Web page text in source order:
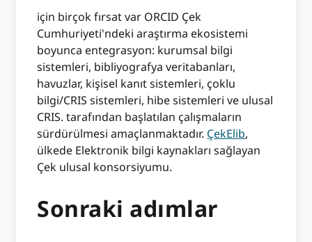
için birçok fırsat var ORCID Çek
Cumhuriyeti'ndeki araştırma ekosistemi
boyunca entegrasyon: kurumsal bilgi
sistemleri, bibliyografya veritabanları,
havuzlar, kişisel kanıt sistemleri, çoklu
bilgi/CRIS sistemleri, hibe sistemleri ve ulusal
CRIS. tarafından başlatılan çalışmaların
sürdürülmesi amaçlanmaktadır. ÇekElib,
ülkede Elektronik bilgi kaynakları sağlayan
Çek ulusal konsorsiyumu.
Sonraki adımlar